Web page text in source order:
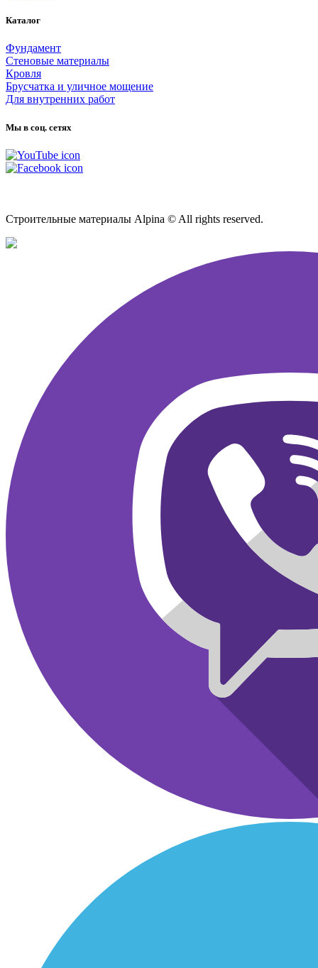
Каталог
Фундамент
Стеновые материалы
Кровля
Брусчатка и уличное мощение
Для внутренних работ
Мы в соц. сетях
Строительные материалы Alpina © All rights reserved.